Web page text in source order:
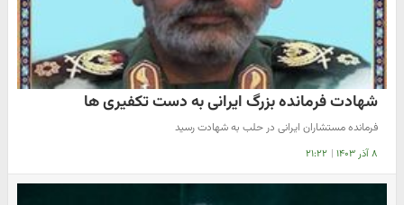
شهادت فرمانده بزرگ ایرانی به دست تکفیری ها
فرمانده مستشاران ایرانی در حلب به شهادت رسید
۸ آذر ۱۴۰۳ | ۲۱:۲۲